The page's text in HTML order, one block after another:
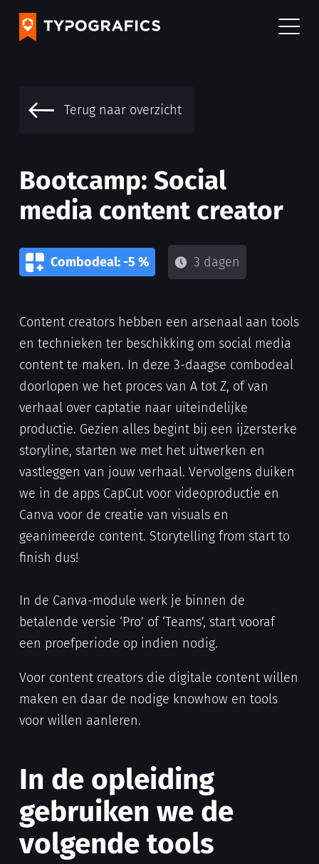
Terug naar overzicht
Bootcamp: Social
media content creator
Combodeal: -5 % 3 dagen
Content creators hebben een arsenaal aan tools
en technieken ter beschikking om social media
content te maken. In deze 3-daagse combodeal
doorlopen we het proces van A tot Z, of van
verhaal over captatie naar uiteindelijke
productie. Gezien alles begint bij een ijzersterke
storyline, starten we met het uitwerken en
vastleggen van jouw verhaal. Vervolgens duiken
we in de apps CapCut voor videoproductie en
Canva voor de creatie van visuals en
geanimeerde content. Storytelling from start to
finish dus!
In de Canva-module werk je binnen de
betalende versie ‘Pro’ of ‘Teams’, start vooraf
een proefperiode op indien nodig.
Voor content creators die digitale content willen
maken en daar de nodige knowhow en tools
voor willen aanleren.
In de opleiding
gebruiken we de
volgende tools